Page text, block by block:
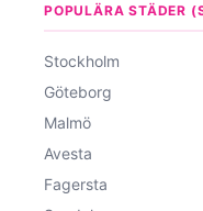
POPULÄRA STÄDER
Stockholm
Göteborg
Malmö
Avesta
Fagersta